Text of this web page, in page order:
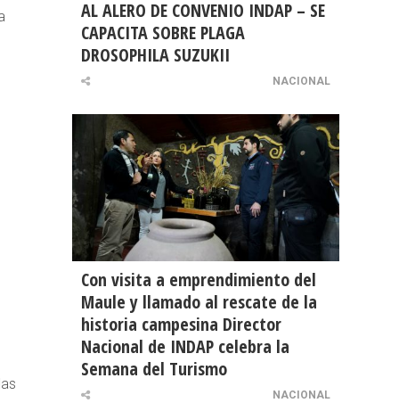
AL ALERO DE CONVENIO INDAP – SE
CAPACITA SOBRE PLAGA
DROSOPHILA SUZUKII
NACIONAL
Con visita a emprendimiento del
Maule y llamado al rescate de la
historia campesina Director
Nacional de INDAP celebra la
Semana del Turismo
NACIONAL